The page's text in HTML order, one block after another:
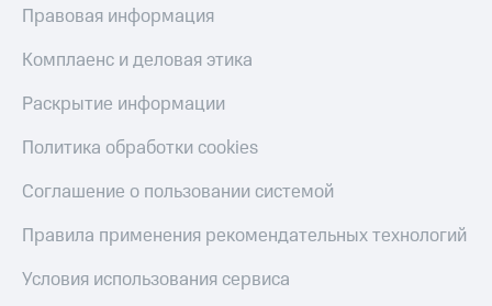
Переводы
с
на карту
МТС Pay
Оплата
коду
Смартфоны
Правовая информация
Комплаенс и деловая этика
Раскрытие информации
Политика обработки cookies
Соглашение о пользовании системой
Правила применения рекомендательных технологий
Условия использования сервиса